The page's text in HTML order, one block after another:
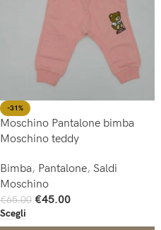
-31%
Moschino Pantalone bimba
Moschino teddy
Bimba, Pantalone, Saldi
Moschino
€65.00 €45.00
Scegli